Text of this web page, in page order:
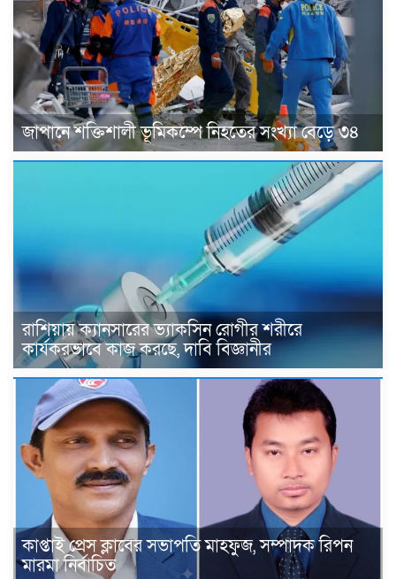
জাপানে শক্তিশালী ভূমিকম্পে নিহতের সংখ্যা বেড়ে ৩৪
রাশিয়ায় ক্যানসারের ভ্যাকসিন রোগীর শরীরে
কার্যকরভাবে কাজ করছে, দাবি বিজ্ঞানীর
কাপ্তাই প্রেস ক্লাবের সভাপতি মাহফুজ, সম্পাদক রিপন
মারমা নির্বাচিত